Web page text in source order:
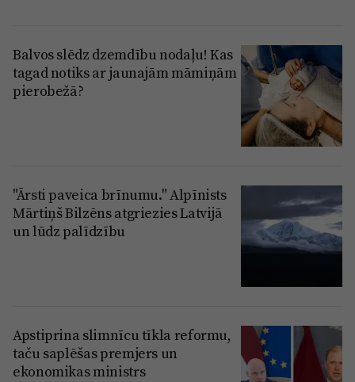
Balvos slēdz dzemdību nodaļu! Kas
tagad notiks ar jaunajām māmiņām
pierobežā?
"Ārsti paveica brīnumu." Alpīnists
Mārtiņš Bilzēns atgriezies Latvijā
un lūdz palīdzību
Apstiprina slimnīcu tīkla reformu,
taču saplēšas premjers un
ekonomikas ministrs